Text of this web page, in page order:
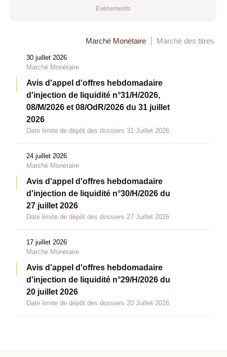
Evénements
Marché Monétaire Marché des titres
30 juillet 2026
Marché Monétaire
Avis d'appel d'offres hebdomadaire
d'injection de liquidité n°31/H/2026,
08/M/2026 et 08/OdR/2026 du 31 juillet
2026
Date limite de dépôt des dossiers 31 Juillet 2026
24 juillet 2026
Marché Monétaire
Avis d'appel d'offres hebdomadaire
d'injection de liquidité n°30/H/2026 du
27 juillet 2026
Date limite de dépôt des dossiers 27 Juillet 2026
17 juillet 2026
Marché Monétaire
Avis d'appel d'offres hebdomadaire
d'injection de liquidité n°29/H/2026 du
20 juillet 2026
Date limite de dépôt des dossiers 20 Juillet 2026